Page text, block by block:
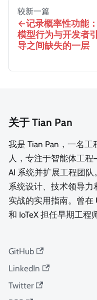
较新一篇
记录概率性功能：
模型行为与开发者引
导之间缺失的一层
关于 Tian Pan
我是 Tian Pan，一名工
人，专注于智能体工
AI 系统并扩展工程团
系统设计、技术领导力
实战的实用指南。曾在
和 IoTeX 担任早期工程
GitHub
LinkedIn
Twitter